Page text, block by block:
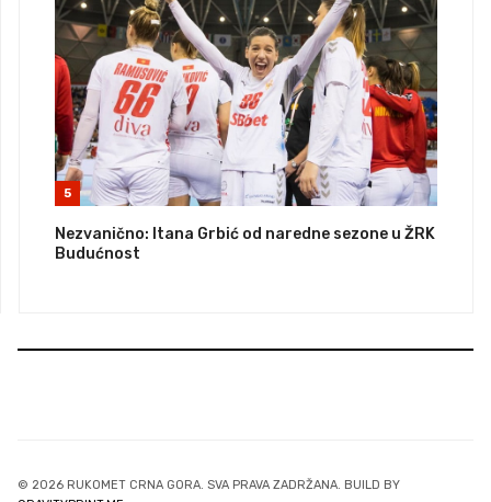
5
Nezvanično: Itana Grbić od naredne sezone u ŽRK
Budućnost
© 2026 RUKOMET CRNA GORA. SVA PRAVA ZADRŽANA. BUILD BY